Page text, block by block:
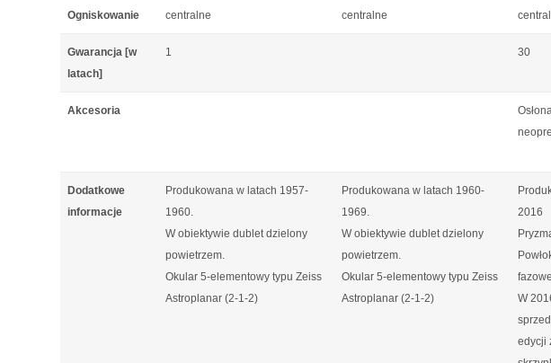
Ogniskowanie centralne centralne
Gwarancja [w
latach]
1 30
Akcesoria
Dodatkowe
informacje
Produkowana w latach 1957-
1960.
W obiektywie dublet dzielony
powietrzem.
Okular 5-elementowy typu Zeiss
Astroplanar (2-1-2)
Produkowana w latach 1960-
1969.
W obiektywie dublet dzielony
powietrzem.
Okular 5-elementowy typu Zeiss
Astroplanar (2-1-2)
2016
W
edycji